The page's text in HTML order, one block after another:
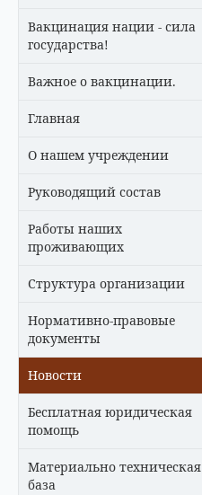
Вакцинация нации - сила
государства!
Важное о вакцинации.
Главная
О нашем учреждении
Руководящий состав
Работы наших
проживающих
Структура организации
Нормативно-правовые
документы
Новости
Бесплатная юридическая
помощь
Материально техническая
база